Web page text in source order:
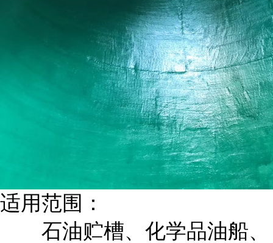
适用范围：
石油贮槽、化学品油船、